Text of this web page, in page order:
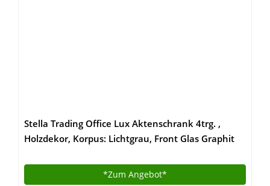
Stella Trading Office Lux Aktenschrank 4trg. ,
Holzdekor, Korpus: Lichtgrau, Front Glas Graphit
*Zum Angebot*